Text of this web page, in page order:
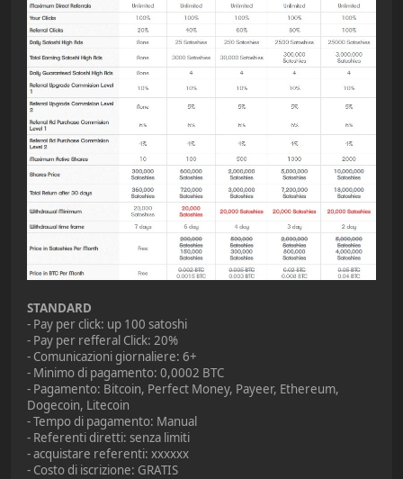
STANDARD
- Pay per click: up 100 satoshi
- Pay per refferal Click: 20%
- Comunicazioni giornaliere: 6+
- Minimo di pagamento: 0,0002 BTC
- Pagamento: Bitcoin, Perfect Money, Payeer, Ethereum,
Dogecoin, Litecoin
- Tempo di pagamento: Manual
- Referenti diretti: senza limiti
- acquistare referenti: xxxxxx
- Costo di iscrizione: GRATIS